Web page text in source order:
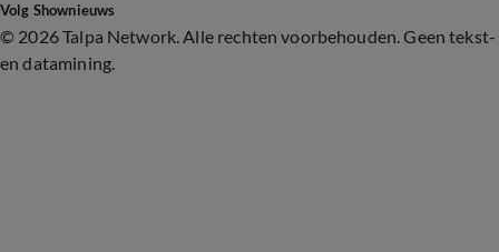
Volg Shownieuws
© 2026 Talpa Network. Alle rechten voorbehouden. Geen tekst-
en datamining.